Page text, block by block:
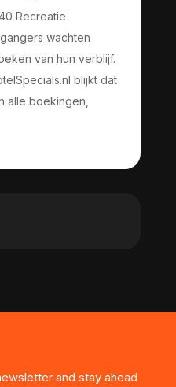
Recreatie
wachten
van hun verblijf.
blijkt dat
alle boekingen,
and stay ahead